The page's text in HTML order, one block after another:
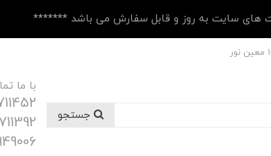
های سایت به روز و قابل سفارش می باشد *******
با ما